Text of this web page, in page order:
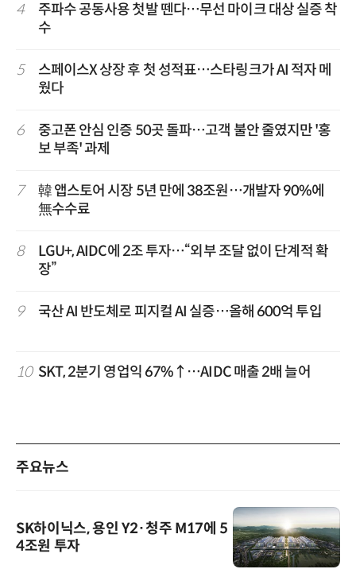
4
주파수 공동사용 첫발 뗀다…무선 마이크 대상 실증 착
수
5
스페이스X 상장 후 첫 성적표…스타링크가 AI 적자 메
웠다
6
중고폰 안심 인증 50곳 돌파…고객 불안 줄였지만 '홍
보 부족' 과제
7
韓 앱스토어 시장 5년 만에 38조원…개발자 90%에
無수수료
8
LGU+, AIDC에 2조 투자…“외부 조달 없이 단계적 확
장”
9 국산 AI 반도체로 피지컬 AI 실증…올해 600억 투입
10 SKT, 2분기 영업익 67%↑…AIDC 매출 2배 늘어
주요뉴스
SK하이닉스, 용인 Y2·청주 M17에 5
4조원 투자